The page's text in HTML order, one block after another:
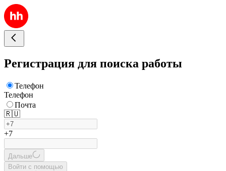
Регистрация для поиска работы
Телефон
Телефон
Почта
🇷🇺
+7
Дальше
Войти с помощью